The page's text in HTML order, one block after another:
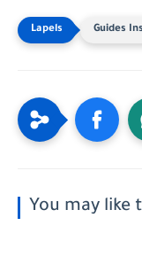
Guides
You may like